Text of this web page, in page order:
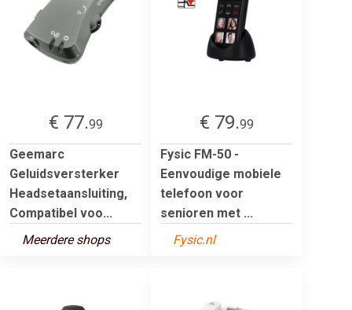
€ 77.99
Geemarc
Geluidsversterker
Headsetaansluiting,
Compatibel voo...
Meerdere shops
€ 79.99
Fysic FM-50 -
Eenvoudige mobiele
telefoon voor
senioren met ...
Fysic.nl